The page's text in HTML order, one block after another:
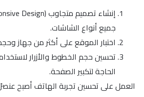
جميع أنواع الشاشات.
اختبار الموقع على أكثر من جهاز
تحسين حجم الخطوط والأزرار
الحاجة لتكبير الصفحة.
العمل على تحسين تجربة الهاتف أصبح